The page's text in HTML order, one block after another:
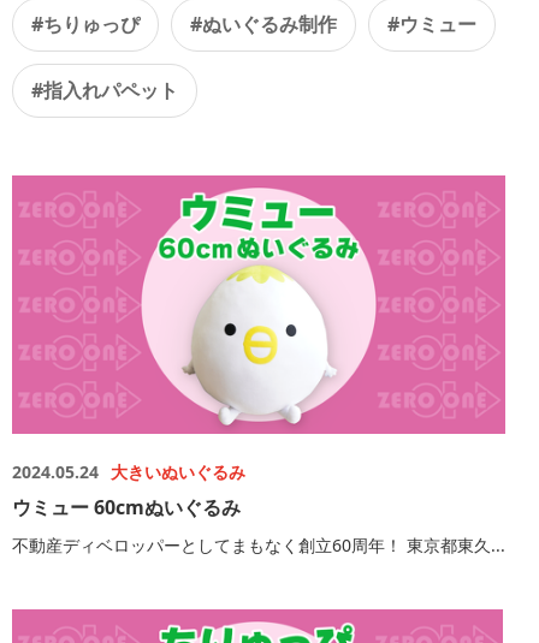
#ちりゅっぴ #ぬいぐるみ制作 #ウミュー
#指入れパペット
2024.05.24 大きいぬいぐるみ
ウミュー 60cmぬいぐるみ
不動産ディベロッパーとしてまもなく創立60周年！ 東京都東久...